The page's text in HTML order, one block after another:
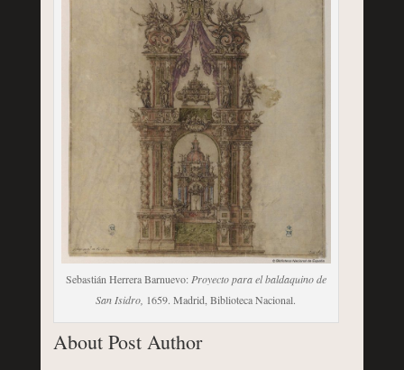
Sebastián Herrera Barnuevo: Proyecto para el baldaquino de
San Isidro, 1659. Madrid, Biblioteca Nacional.
About Post Author